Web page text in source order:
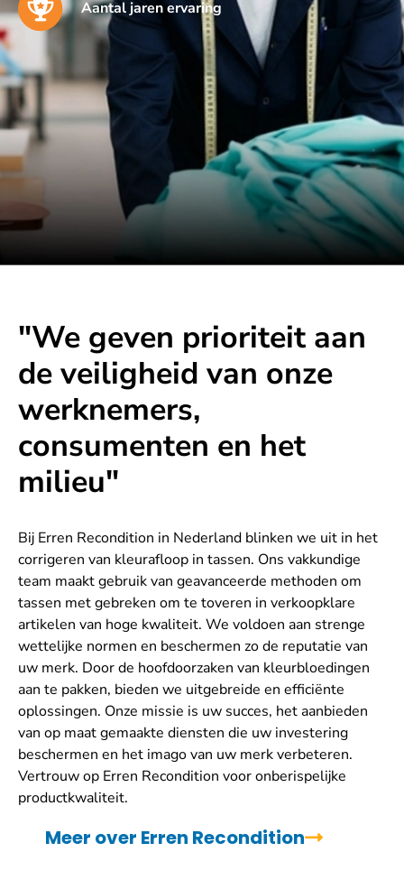
Aantal jaren ervaring
"We geven prioriteit aan
de veiligheid van onze
werknemers,
consumenten en het
milieu"
Bij Erren Recondition in Nederland blinken we uit in het
corrigeren van kleurafloop in tassen. Ons vakkundige
team maakt gebruik van geavanceerde methoden om
tassen met gebreken om te toveren in verkoopklare
artikelen van hoge kwaliteit. We voldoen aan strenge
wettelijke normen en beschermen zo de reputatie van
uw merk. Door de hoofdoorzaken van kleurbloedingen
aan te pakken, bieden we uitgebreide en efficiënte
oplossingen. Onze missie is uw succes, het aanbieden
van op maat gemaakte diensten die uw investering
beschermen en het imago van uw merk verbeteren.
Vertrouw op Erren Recondition voor onberispelijke
productkwaliteit.
Meer over Erren Recondition